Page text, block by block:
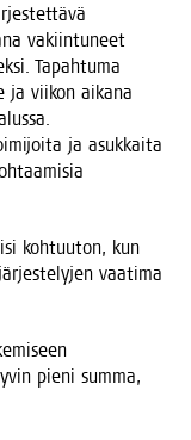
vakiin­tu­neet
Tapah­tu­ma
ja vii­kon aika­na
ja asuk­kai­ta
koh­tuu­ton, kun
vaa­ti­ma
pie­ni sum­ma,